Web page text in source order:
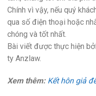
Chính vì vậy, nếu quý
qua số điện thoại hoặc
chóng và tốt nhất.
Bài viết được thực hiện
ty Anzlaw.
Xem thêm: Kết hôn giả